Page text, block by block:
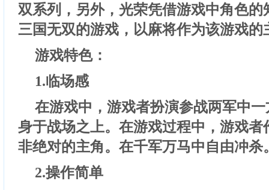
双系列，另外，光荣凭借游戏中角色的
三国无双的游戏，以麻将作为该游戏的
游戏特色：
1.临场感
在游戏中，游戏者扮演参战两军中
身于战场之上。在游戏过程中，游戏者
非绝对的主角。在千军万马中自由冲杀
2.操作简单